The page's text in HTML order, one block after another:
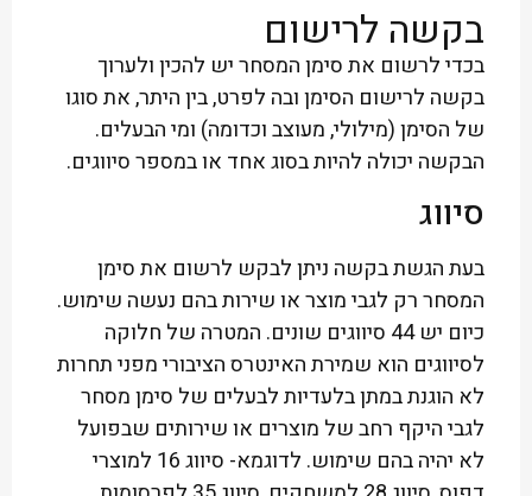
בקשה לרישום
בכדי לרשום את סימן המסחר יש להכין ולערוך
בקשה לרישום הסימן ובה לפרט, בין היתר, את סוגו
של הסימן (מילולי, מעוצב וכדומה) ומי הבעלים.
הבקשה יכולה להיות בסוג אחד או במספר סיווגים.
סיווג
בעת הגשת בקשה ניתן לבקש לרשום את סימן
המסחר רק לגבי מוצר או שירות בהם נעשה שימוש.
כיום יש 44 סיווגים שונים. המטרה של חלוקה
לסיווגים הוא שמירת האינטרס הציבורי מפני תחרות
לא הוגנת במתן בלעדיות לבעלים של סימן מסחר
לגבי היקף רחב של מוצרים או שירותים שבפועל
לא יהיה בהם שימוש. לדוגמא- סיווג 16 למוצרי